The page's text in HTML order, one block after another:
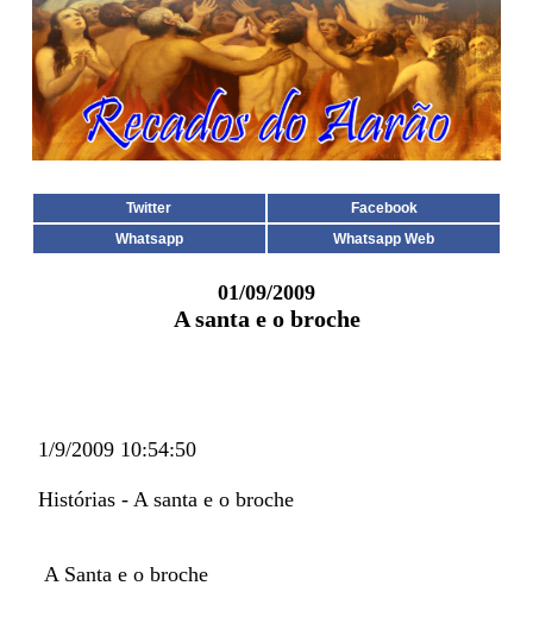
Twitter
Facebook
Whatsapp
Whatsapp Web
01/09/2009
A santa e o broche
1/9/2009 10:54:50
Histórias - A santa e o broche
A Santa e o broche